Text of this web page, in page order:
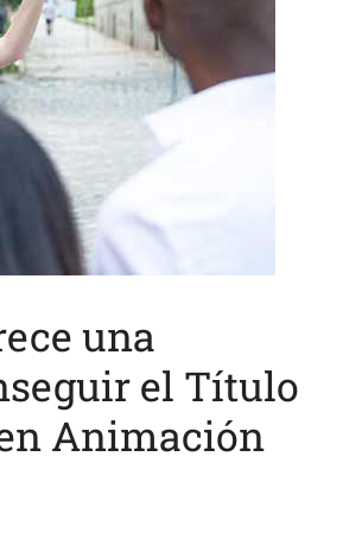
una
el Título
Animación